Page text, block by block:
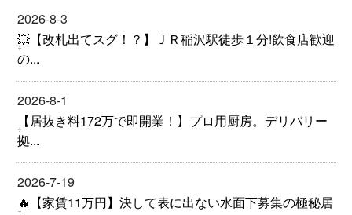
2026-8-3
💥【改札出てスグ！？】ＪＲ稲沢駅徒歩１分!飲食店歓迎
の...
2026-8-1
【居抜き料172万で即開業！】プロ用厨房。デリバリー
拠...
2026-7-19
🔥【家賃11万円】決して表に出ない水面下募集の極秘居